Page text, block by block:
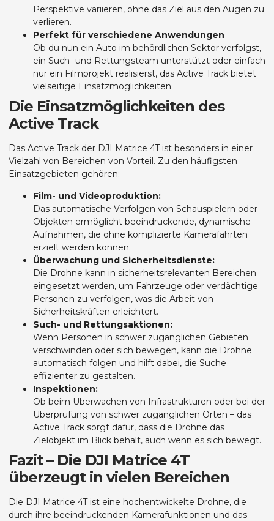
Perspektive variieren, ohne das Ziel aus den Augen zu
verlieren.
Perfekt für verschiedene Anwendungen
Ob du nun ein Auto im behördlichen Sektor verfolgst,
ein Such- und Rettungsteam unterstützt oder einfach
nur ein Filmprojekt realisierst, das Active Track bietet
vielseitige Einsatzmöglichkeiten.
Die Einsatzmöglichkeiten des
Active Track
Das Active Track der DJI Matrice 4T ist besonders in einer
Vielzahl von Bereichen von Vorteil. Zu den häufigsten
Einsatzgebieten gehören:
Film- und Videoproduktion:
Das automatische Verfolgen von Schauspielern oder
Objekten ermöglicht beeindruckende, dynamische
Aufnahmen, die ohne komplizierte Kamerafahrten
erzielt werden können.
Überwachung und Sicherheitsdienste:
Die Drohne kann in sicherheitsrelevanten Bereichen
eingesetzt werden, um Fahrzeuge oder verdächtige
Personen zu verfolgen, was die Arbeit von
Sicherheitskräften erleichtert.
Such- und Rettungsaktionen:
Wenn Personen in schwer zugänglichen Gebieten
verschwinden oder sich bewegen, kann die Drohne
automatisch folgen und hilft dabei, die Suche
effizienter zu gestalten.
Inspektionen:
Ob beim Überwachen von Infrastrukturen oder bei der
Überprüfung von schwer zugänglichen Orten – das
Active Track sorgt dafür, dass die Drohne das
Zielobjekt im Blick behält, auch wenn es sich bewegt.
Fazit – Die DJI Matrice 4T
überzeugt in vielen Bereichen
Die DJI Matrice 4T ist eine hochentwickelte Drohne, die
durch ihre beeindruckenden Kamerafunktionen und das